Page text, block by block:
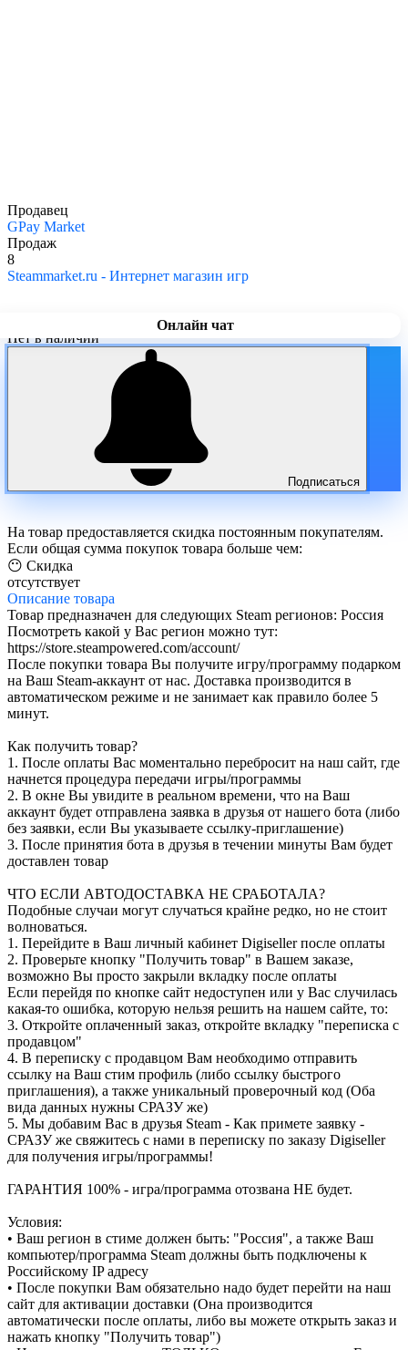
Онлайн чат
Продавец
GPay Market
Продаж
8
Steammarket.ru - Интернет магазин игр
Нет в наличии
Подписаться
На товар предоставляется скидка постоянным покупателям.
Если общая сумма покупок товара больше чем:
😶 Скидка
отсутствует
Описание товара
Товар предназначен для следующих Steam регионов: Россия
Посмотреть какой у Вас регион можно тут:
https://store.steampowered.com/account/
После покупки товара Вы получите игру/программу подарком
на Ваш Steam-аккаунт от нас. Доставка производится в
автоматическом режиме и не занимает как правило более 5
минут.
Как получить товар?
1. После оплаты Вас моментально перебросит на наш сайт, где
начнется процедура передачи игры/программы
2. В окне Вы увидите в реальном времени, что на Ваш
аккаунт будет отправлена заявка в друзья от нашего бота (либо
без заявки, если Вы указываете ссылку-приглашение)
3. После принятия бота в друзья в течении минуты Вам будет
доставлен товар
ЧТО ЕСЛИ АВТОДОСТАВКА НЕ СРАБОТАЛА?
Подобные случаи могут случаться крайне редко, но не стоит
волноваться.
1. Перейдите в Ваш личный кабинет Digiseller после оплаты
2. Проверьте кнопку "Получить товар" в Вашем заказе,
возможно Вы просто закрыли вкладку после оплаты
Если перейдя по кнопке сайт недоступен или у Вас случилась
какая-то ошибка, которую нельзя решить на нашем сайте, то:
3. Откройте оплаченный заказ, откройте вкладку "переписка с
продавцом"
4. В переписку с продавцом Вам необходимо отправить
ссылку на Ваш стим профиль (либо ссылку быстрого
приглашения), а также уникальный проверочный код (Оба
вида данных нужны СРАЗУ же)
5. Мы добавим Вас в друзья Steam - Как примете заявку -
СРАЗУ же свяжитесь с нами в переписку по заказу Digiseller
для получения игры/программы!
ГАРАНТИЯ 100% - игра/программа отозвана НЕ будет.
Условия:
• Ваш регион в стиме должен быть: "Россия", а также Ваш
компьютер/программа Steam должны быть подключены к
Российскому IP адресу
• После покупки Вам обязательно надо будет перейти на наш
сайт для активации доставки (Она производится
автоматически после оплаты, либо вы можете открыть заказ и
нажать кнопку "Получить товар")